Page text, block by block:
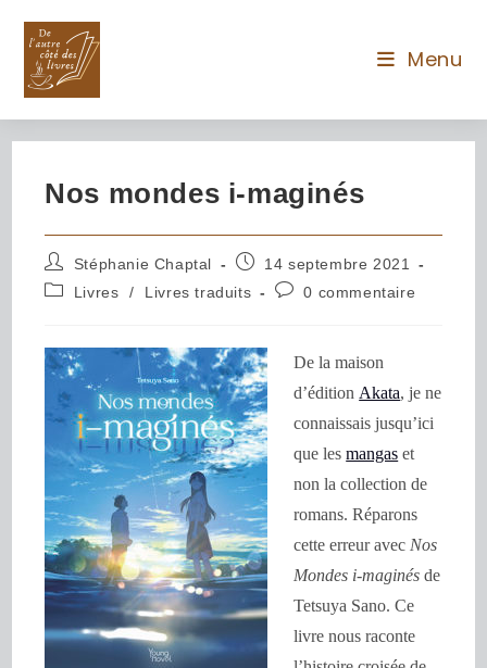
Menu
Nos mondes i-maginés
Stéphanie Chaptal
14 septembre 2021
Livres
/ Livres traduits 0 commentaire
De la maison
d’édition Akata, je ne
connaissais jusqu’ici
que lesmangas et
non la collection de
romans. Réparons
cette erreur avec Nos
Mondes i-maginés de
Tetsuya Sano. Ce
livre nous raconte